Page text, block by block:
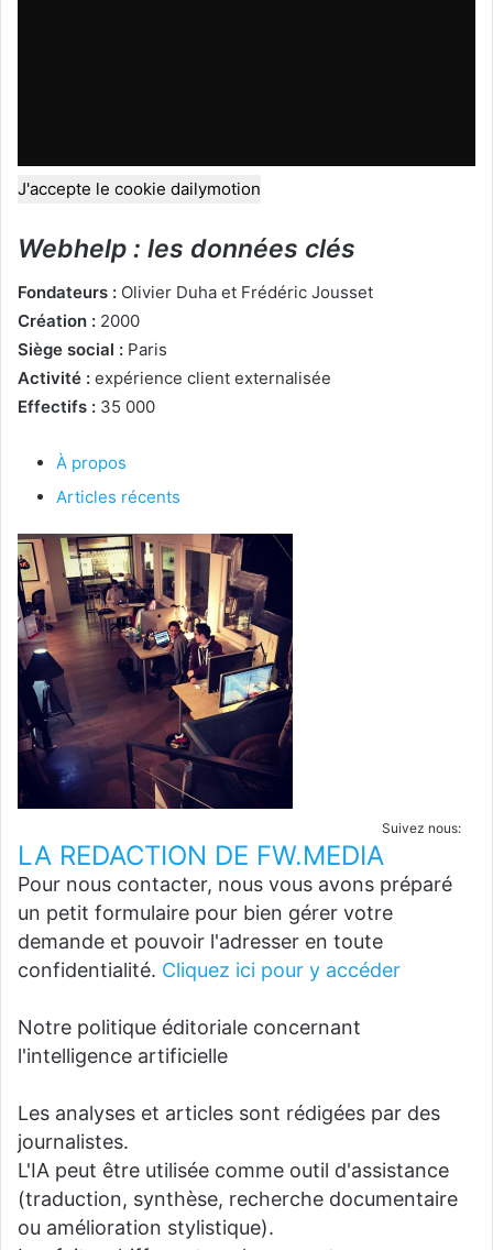
J'accepte le cookie dailymotion
Webhelp : les données clés
Fondateurs : Olivier Duha et Frédéric Jousset
Création : 2000
Siège social : Paris
Activité : expérience client externalisée
Effectifs : 35 000
À propos
Articles récents
Suivez nous:
LA REDACTION DE FW.MEDIA
Pour nous contacter, nous vous avons préparé
un petit formulaire pour bien gérer votre
demande et pouvoir l'adresser en toute
confidentialité. Cliquez ici pour y accéder
Notre politique éditoriale concernant
l'intelligence artificielle
Les analyses et articles sont rédigées par des
journalistes.
L'IA peut être utilisée comme outil d'assistance
(traduction, synthèse, recherche documentaire
ou amélioration stylistique).